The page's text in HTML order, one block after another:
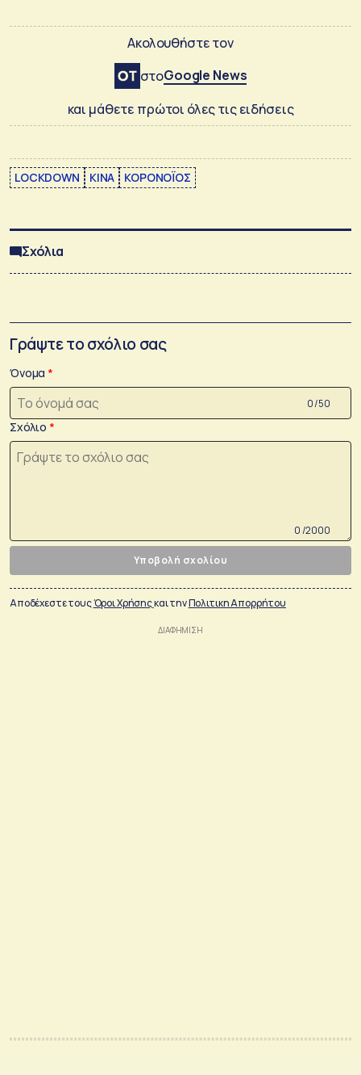
Ακολουθήστε τον
στοGoogle News
και μάθετε πρώτοι όλες τις ειδήσεις
LOCKDOWN ΚΙΝΑ ΚΟΡΟΝΟΪΟΣ
Σχόλια
Γράψτε το σχόλιο σας
Όνομα
0 /50
Σχόλιο
0 /2000
Υποβολή σχολίου
Αποδέχεστε τουςΌροι Χρήσηςκαι τηνΠολιτικη Απορρήτου